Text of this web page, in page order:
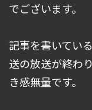
でございます。
記事を書いてい
送の放送が終わ
き感無量です。